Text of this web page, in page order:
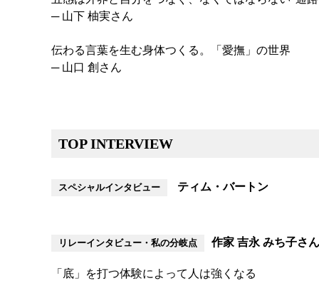
─ 山下 柚実さん
伝わる言葉を生む身体つくる。「愛撫」の世界
─ 山口 創さん
TOP INTERVIEW
スペシャルインタビュー ティム・バートン
リレーインタビュー・私の分岐点 作家 吉永 みち子さん
「底」を打つ体験によって人は強くなる